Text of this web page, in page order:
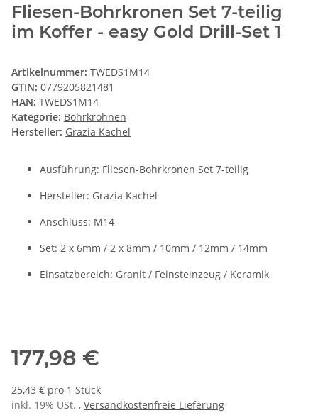
Fliesen-Bohrkronen Set 7-teilig
im Koffer - easy Gold Drill-Set 1
Artikelnummer: TWEDS1M14
GTIN: 0779205821481
HAN: TWEDS1M14
Kategorie: Bohrkrohnen
Hersteller: Grazia Kachel
Ausführung: Fliesen-Bohrkronen Set 7-teilig
Hersteller: Grazia Kachel
Anschluss: M14
Set: 2 x 6mm / 2 x 8mm / 10mm / 12mm / 14mm
Einsatzbereich: Granit / Feinsteinzeug / Keramik
177,98 €
25,43 € pro 1 Stück
inkl. 19% USt. , Versandkostenfreie Lieferung